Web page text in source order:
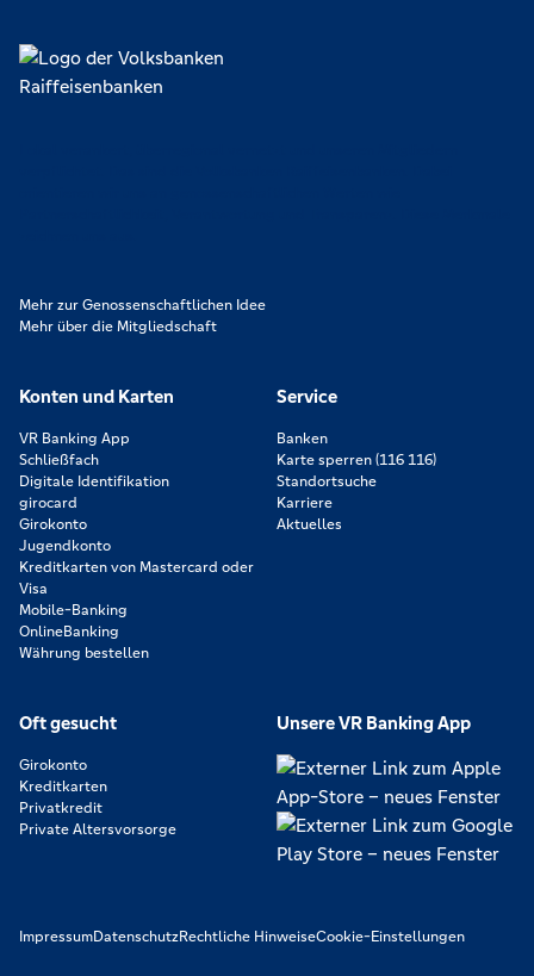
Mehr zur Genossenschaftlichen Idee
Mehr über die Mitgliedschaft
Konten und Karten
VR Banking App
Schließfach
Digitale Identifikation
girocard
Girokonto
Jugendkonto
Kreditkarten von Mastercard oder
Visa
Mobile-Banking
OnlineBanking
Währung bestellen
Service
Banken
Karte sperren (116 116)
Standortsuche
Karriere
Aktuelles
Oft gesucht
Girokonto
Kreditkarten
Privatkredit
Private Altersvorsorge
Unsere VR Banking App
ImpressumDatenschutzRechtliche HinweiseCookie-Einstellungen